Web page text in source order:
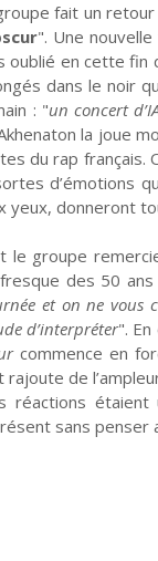
fait un
". Une
oublié en cette fin
dans le noir
: "un concert
la joue
du rap français.
d’émotions
yeux, donneront
le groupe
des 50
et on ne vous
d’interpréter".
commence en
de
réactions
sans penser